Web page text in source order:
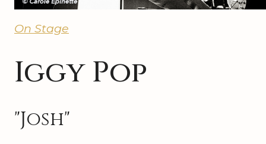
On Stage
Iggy Pop
"Josh"